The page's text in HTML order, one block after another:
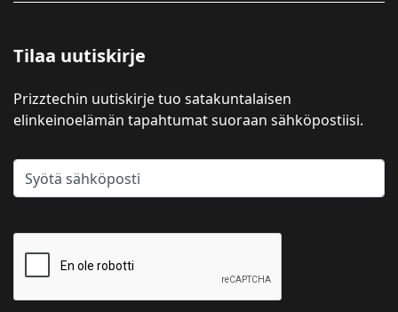
Tilaa uutiskirje
Prizztechin uutiskirje tuo satakuntalaisen
elinkeinoelämän tapahtumat suoraan sähköpostiisi.